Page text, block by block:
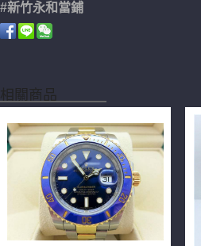
​#新竹永和當鋪
相關商品